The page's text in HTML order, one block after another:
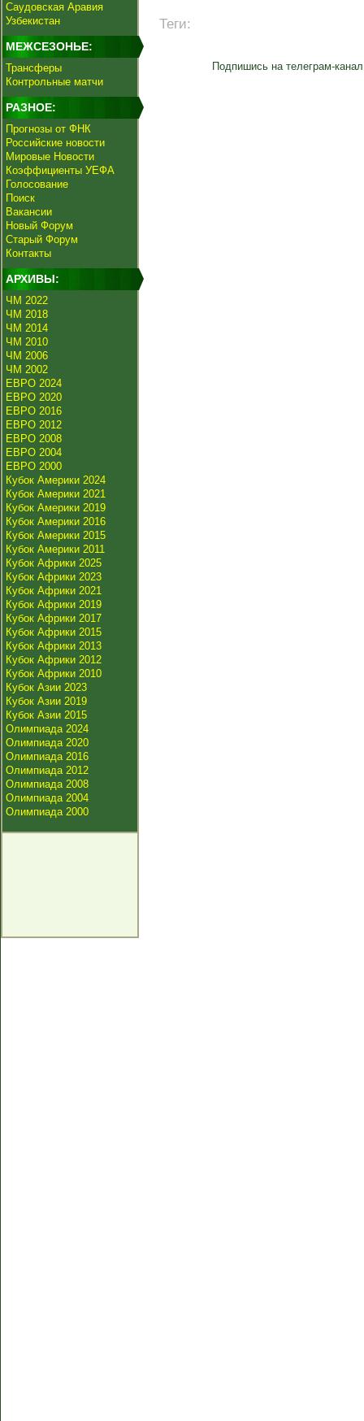
Саудовская Аравия
Узбекистан
МЕЖСЕЗОНЬЕ:
Трансферы
Контрольные матчи
РАЗНОЕ:
Прогнозы от ФНК
Российские новости
Мировые Новости
Коэффициенты УЕФА
Голосование
Поиск
Вакансии
Новый Форум
Старый Форум
Контакты
АРХИВЫ:
ЧМ 2022
ЧМ 2018
ЧМ 2014
ЧМ 2010
ЧМ 2006
ЧМ 2002
ЕВРО 2024
ЕВРО 2020
ЕВРО 2016
ЕВРО 2012
ЕВРО 2008
ЕВРО 2004
ЕВРО 2000
Кубок Америки 2024
Кубок Америки 2021
Кубок Америки 2019
Кубок Америки 2016
Кубок Америки 2015
Кубок Америки 2011
Кубок Африки 2025
Кубок Африки 2023
Кубок Африки 2021
Кубок Африки 2019
Кубок Африки 2017
Кубок Африки 2015
Кубок Африки 2013
Кубок Африки 2012
Кубок Африки 2010
Кубок Азии 2023
Кубок Азии 2019
Кубок Азии 2015
Олимпиада 2024
Олимпиада 2020
Олимпиада 2016
Олимпиада 2012
Олимпиада 2008
Олимпиада 2004
Олимпиада 2000
Теги:
Подпишись на телеграм-